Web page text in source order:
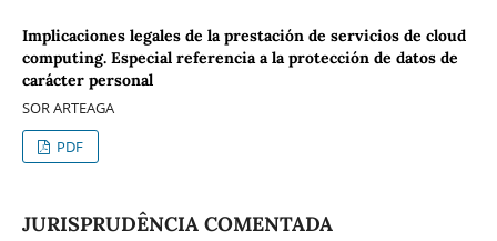
Implicaciones legales de la prestación de servicios de cloud
computing. Especial referencia a la protección de datos de
carácter personal
SOR ARTEAGA
PDF
JURISPRUDÊNCIA COMENTADA